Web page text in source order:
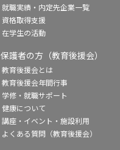
就職実績・内定先企業一覧
資格取得支援
在学生の活動
保護者の方（教育後援会）
教育後援会とは
教育後援会年間行事
学修・就職サポート
健康について
講座・イベント・施設利用
よくある質問（教育後援会）